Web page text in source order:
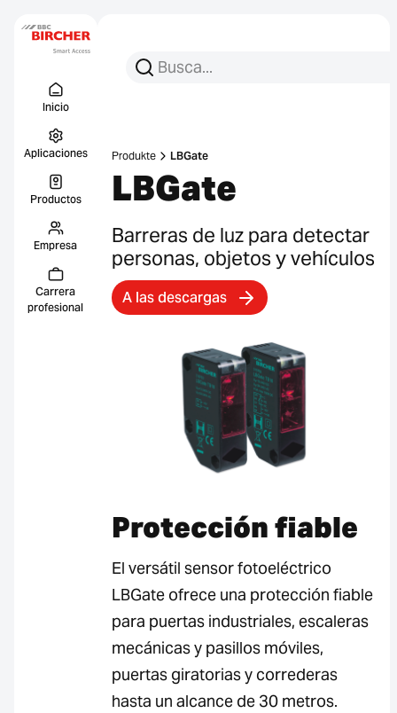
Inicio
Aplicaciones
Productos
Empresa
Carrera
profesional
Busca:
Busca en
Produkte LBGate
LBGate
Barreras de luz para detectar
personas, objetos y vehículos
A las descargas
Protección fiable
El versátil sensor fotoeléctrico
LBGate ofrece una protección fiable
para puertas industriales, escaleras
mecánicas y pasillos móviles,
puertas giratorias y correderas
hasta un alcance de 30 metros.